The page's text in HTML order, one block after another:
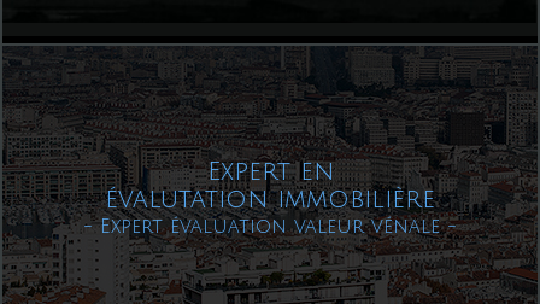
Expert en
évalutation immobilière
- Expert évaluation valeur vénale -